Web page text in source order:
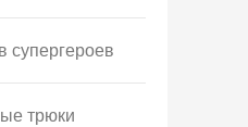
супергероев
трюки